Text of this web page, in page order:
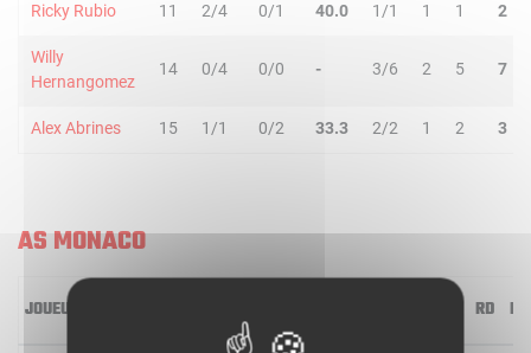
Ricky Rubio 11 2/4 0/1 40.0 1/1 1 1 2
Willy
Hernangomez
14 0/4 0/0 - 3/6 2 5 7
Alex Abrines 15 1/1 0/2 33.3 2/2 1 2 3
AS MONACO
JOUEUR RD RT